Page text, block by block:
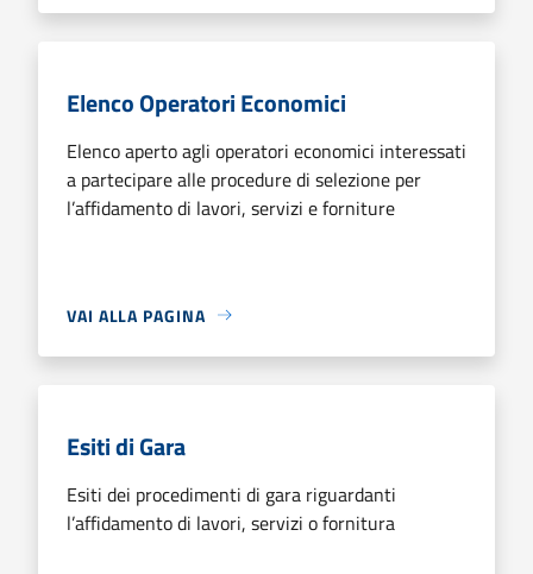
Elenco Operatori Economici
Elenco aperto agli operatori economici interessati
a partecipare alle procedure di selezione per
l’affidamento di lavori, servizi e forniture
VAI ALLA PAGINA
Esiti di Gara
Esiti dei procedimenti di gara riguardanti
l’affidamento di lavori, servizi o fornitura